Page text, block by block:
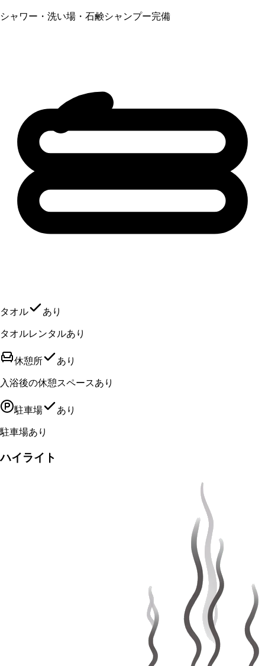
シャワー・洗い場・石鹸シャンプー完備
タオル あり
タオルレンタルあり
休憩所 あり
入浴後の休憩スペースあり
駐車場 あり
駐車場あり
ハイライト